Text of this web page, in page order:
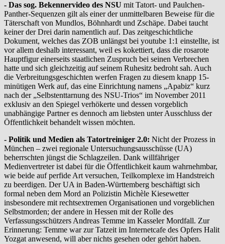
- Das sog. Bekennervideo des NSU mit Tatort- und Paulchen-
Panther-Sequenzen gilt als einer der unmittelbaren Beweise für die
Täterschaft von Mundlos, Böhnhardt und Zschäpe. Dabei taucht
keiner der Drei darin namentlich auf. Das zeitgeschichtliche
Dokument, welches das ZOB unlängst bei youtube 1:1 einstellte, ist
vor allem deshalb interessant, weil es kokettiert, dass die rosarote
Hauptfigur einerseits staatlichen Zuspruch bei seinen Verbrechen
hatte und sich gleichzeitig auf seinem Ruhesitz bedroht sah. Auch
die Verbreitungsgeschichten werfen Fragen zu diesem knapp 15-
minütigen Werk auf, das eine Einrichtung namens „Apabiz“ kurz
nach der „Selbstenttarnung des NSU-Trios“ im November 2011
exklusiv an den Spiegel verhökerte und dessen vorgeblich
unabhängige Partner es dennoch am liebsten unter Ausschluss der
Öffentlichkeit behandelt wissen möchten.
- Politik und Medien als Tatortreiniger 2.0: Nicht der Prozess in
München – zwei regionale Untersuchungsausschüsse (UA)
beherrschten jüngst die Schlagzeilen. Dank willfähriger
Medienvertreter ist dabei für die Öffentlichkeit kaum wahrnehmbar,
wie beide auf perfide Art versuchen, Teilkomplexe im Handstreich
zu beerdigen. Der UA in Baden-Württemberg beschäftigt sich
formal neben dem Mord an Polizistin Michèle Kiesewetter
insbesondere mit rechtsextremen Organisationen und vorgeblichen
Selbstmorden; der andere in Hessen mit der Rolle des
Verfassungsschützers Andreas Temme im Kasseler Mordfall. Zur
Erinnerung: Temme war zur Tatzeit im Internetcafe des Opfers Halit
Yozgat anwesend, will aber nichts gesehen oder gehört haben.